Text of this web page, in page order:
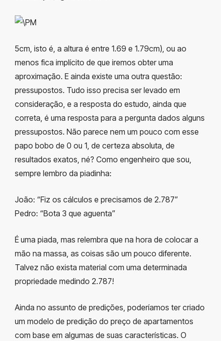
5cm, isto é, a altura é entre 1.69 e 1.79cm), ou ao
menos fica implícito de que iremos obter uma
aproximação. E ainda existe uma outra questão:
pressupostos. Tudo isso precisa ser levado em
consideração, e a resposta do estudo, ainda que
correta, é uma resposta para a pergunta dados alguns
pressupostos. Não parece nem um pouco com esse
papo bobo de 0 ou 1, de certeza absoluta, de
resultados exatos, né? Como engenheiro que sou,
sempre lembro da piadinha:
João: “Fiz os cálculos e precisamos de 2.787”
Pedro: “Bota 3 que aguenta”
É uma piada, mas relembra que na hora de colocar a
mão na massa, as coisas são um pouco diferente.
Talvez não exista material com uma determinada
propriedade medindo 2.787!
Ainda no assunto de predições, poderíamos ter criado
um modelo de predição do preço de apartamentos
com base em algumas de suas características. O